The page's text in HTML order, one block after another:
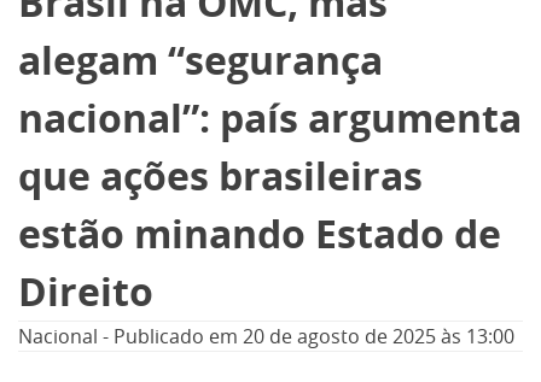
Política
Nacional
Opinião
Informe especial
alegam “segurança
nacional”: país argumenta
que ações brasileiras
estão minando Estado de
Direito
Nacional - Publicado em 20 de agosto de 2025às 13:00